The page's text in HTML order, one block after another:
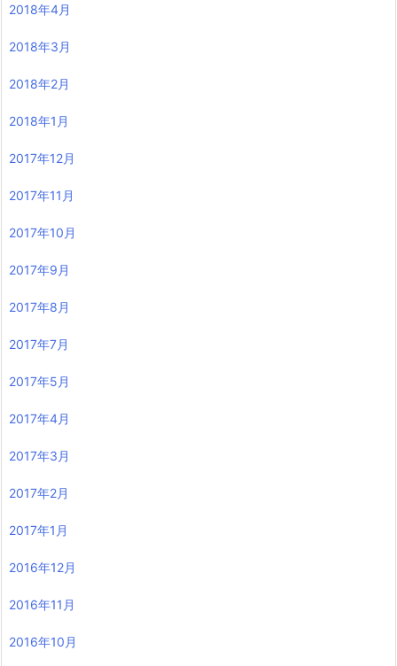
2018年4月
2018年3月
2018年2月
2018年1月
2017年12月
2017年11月
2017年10月
2017年9月
2017年8月
2017年7月
2017年5月
2017年4月
2017年3月
2017年2月
2017年1月
2016年12月
2016年11月
2016年10月